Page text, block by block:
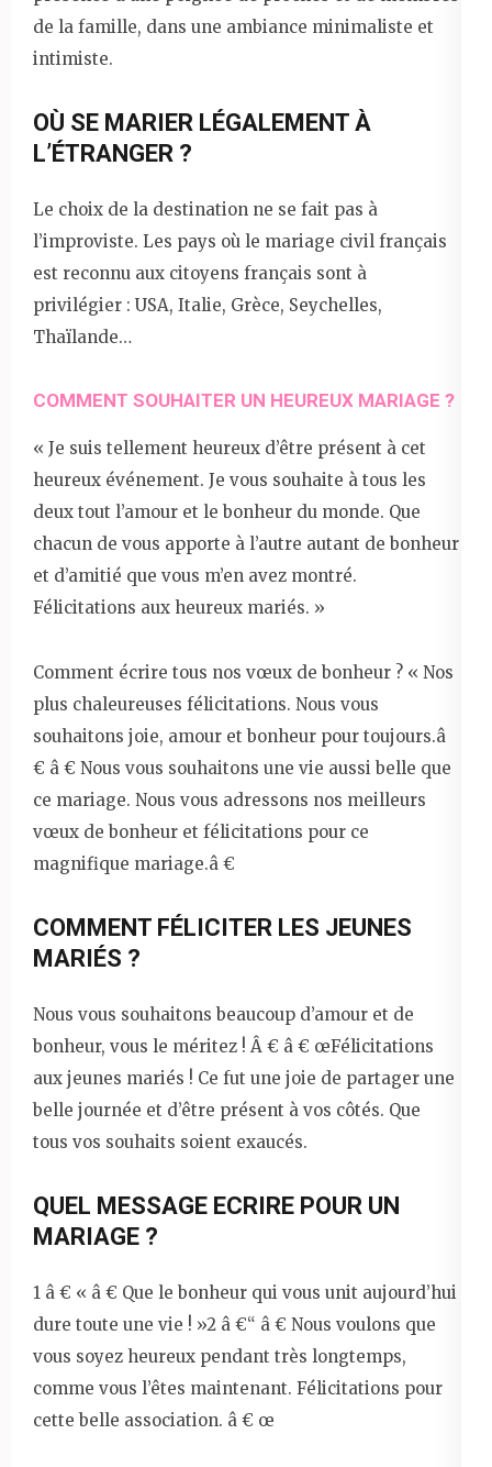
de la famille, dans une ambiance minimaliste et
intimiste.
OÙ SE MARIER LÉGALEMENT À
L’ÉTRANGER ?
Le choix de la destination ne se fait pas à
l’improviste. Les pays où le mariage civil français
est reconnu aux citoyens français sont à
privilégier : USA, Italie, Grèce, Seychelles,
Thaïlande…
COMMENT SOUHAITER UN HEUREUX MARIAGE ?
« Je suis tellement heureux d’être présent à cet
heureux événement. Je vous souhaite à tous les
deux tout l’amour et le bonheur du monde. Que
chacun de vous apporte à l’autre autant de bonheur
et d’amitié que vous m’en avez montré.
Félicitations aux heureux mariés. »
Comment écrire tous nos vœux de bonheur ? « Nos
plus chaleureuses félicitations. Nous vous
souhaitons joie, amour et bonheur pour toujours.â
€ â € Nous vous souhaitons une vie aussi belle que
ce mariage. Nous vous adressons nos meilleurs
vœux de bonheur et félicitations pour ce
magnifique mariage.â €
COMMENT FÉLICITER LES JEUNES
MARIÉS ?
Nous vous souhaitons beaucoup d’amour et de
bonheur, vous le méritez ! Â € â € œFélicitations
aux jeunes mariés ! Ce fut une joie de partager une
belle journée et d’être présent à vos côtés. Que
tous vos souhaits soient exaucés.
QUEL MESSAGE ECRIRE POUR UN
MARIAGE ?
1 â € « â € Que le bonheur qui vous unit aujourd’hui
dure toute une vie ! »2 â €“ â € Nous voulons que
vous soyez heureux pendant très longtemps,
comme vous l’êtes maintenant. Félicitations pour
cette belle association. â € œ